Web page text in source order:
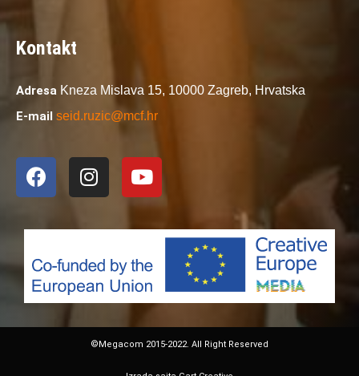
Kontakt
Adresa Kneza Mislava 15, 10000 Zagreb, Hrvatska
E-mail seid.ruzic@mcf.hr
©Megacom 2015-2022. All Right Reserved